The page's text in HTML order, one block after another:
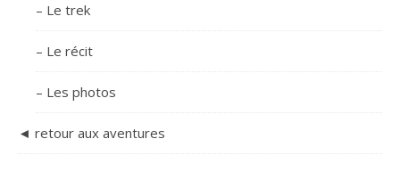
– Le trek
– Le récit
– Les photos
◄ retour aux aventures